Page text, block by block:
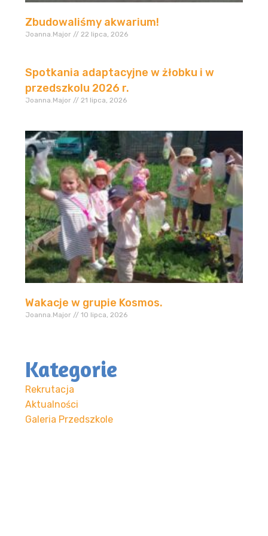
Zbudowaliśmy akwarium!
Joanna.Major 22 lipca, 2026
Spotkania adaptacyjne w żłobku i w
przedszkolu 2026 r.
Joanna.Major 21 lipca, 2026
Wakacje w grupie Kosmos.
Joanna.Major 10 lipca, 2026
Kategorie
Rekrutacja
Aktualności
Galeria Przedszkole